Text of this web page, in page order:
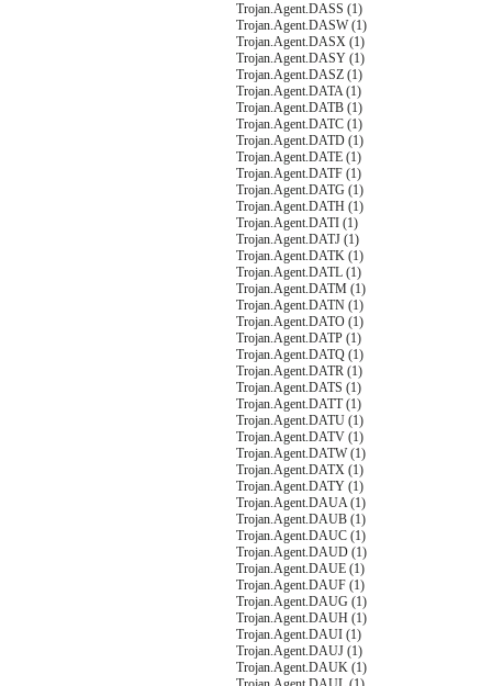
Trojan.Agent.DASS (1)
Trojan.Agent.DASW (1)
Trojan.Agent.DASX (1)
Trojan.Agent.DASY (1)
Trojan.Agent.DASZ (1)
Trojan.Agent.DATA (1)
Trojan.Agent.DATB (1)
Trojan.Agent.DATC (1)
Trojan.Agent.DATD (1)
Trojan.Agent.DATE (1)
Trojan.Agent.DATF (1)
Trojan.Agent.DATG (1)
Trojan.Agent.DATH (1)
Trojan.Agent.DATI (1)
Trojan.Agent.DATJ (1)
Trojan.Agent.DATK (1)
Trojan.Agent.DATL (1)
Trojan.Agent.DATM (1)
Trojan.Agent.DATN (1)
Trojan.Agent.DATO (1)
Trojan.Agent.DATP (1)
Trojan.Agent.DATQ (1)
Trojan.Agent.DATR (1)
Trojan.Agent.DATS (1)
Trojan.Agent.DATT (1)
Trojan.Agent.DATU (1)
Trojan.Agent.DATV (1)
Trojan.Agent.DATW (1)
Trojan.Agent.DATX (1)
Trojan.Agent.DATY (1)
Trojan.Agent.DAUA (1)
Trojan.Agent.DAUB (1)
Trojan.Agent.DAUC (1)
Trojan.Agent.DAUD (1)
Trojan.Agent.DAUE (1)
Trojan.Agent.DAUF (1)
Trojan.Agent.DAUG (1)
Trojan.Agent.DAUH (1)
Trojan.Agent.DAUI (1)
Trojan.Agent.DAUJ (1)
Trojan.Agent.DAUK (1)